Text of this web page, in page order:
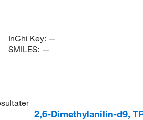
InChi Key: —
SMILES: —
2,6-Dimethylanilin-d9,